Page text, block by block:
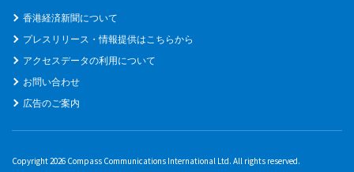
香港経済新聞について
プレスリリース・情報提供はこちらから
アクセスデータの利用について
お問い合わせ
広告のご案内
Copyright 2026 Compass Communications International Ltd. All rights reserved.